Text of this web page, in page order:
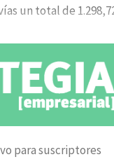
un total de
para suscriptores